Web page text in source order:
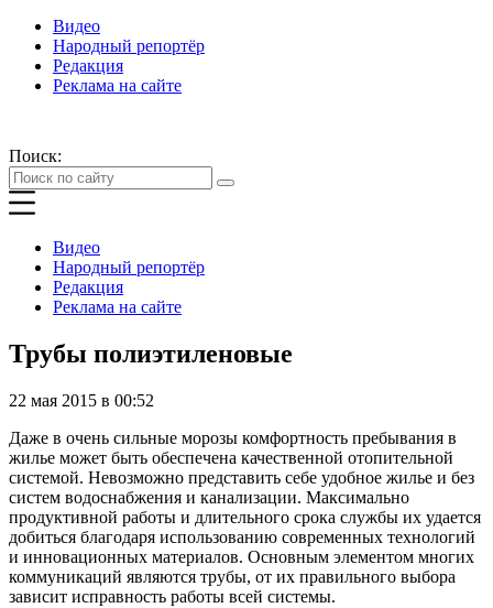
Видео
Народный репортёр
Редакция
Реклама на сайте
Поиск:
Видео
Народный репортёр
Редакция
Реклама на сайте
Трубы полиэтиленовые
22 мая 2015 в 00:52
Даже в очень сильные морозы комфортность пребывания в
жилье может быть обеспечена качественной отопительной
системой. Невозможно представить себе удобное жилье и без
систем водоснабжения и канализации. Максимально
продуктивной работы и длительного срока службы их удается
добиться благодаря использованию современных технологий
и инновационных материалов. Основным элементом многих
коммуникаций являются трубы, от их правильного выбора
зависит исправность работы всей системы.